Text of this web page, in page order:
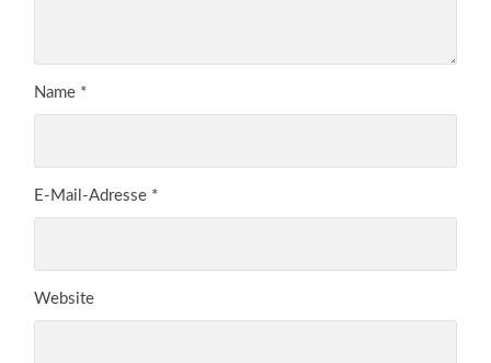
Name *
E-Mail-Adresse *
Website